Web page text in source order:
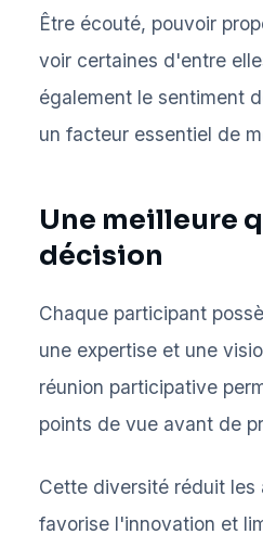
Être écouté, pouvoir
voir certaines d'entre
également le sentiment
un facteur essentiel de
Une meilleure
décision
Chaque participant
une expertise et une
réunion participative
points de vue avant de
Cette diversité réduit les
favorise l'innovation et